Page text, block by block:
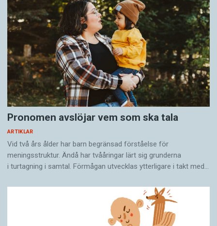
Pronomen avslöjar vem som ska tala
ARTIKLAR
Vid två års ålder har barn begränsad förståelse för
meningsstruktur. Ändå har tvååringar lärt sig grunderna
i turtagning i samtal. Förmågan utvecklas ytterligare i takt med…